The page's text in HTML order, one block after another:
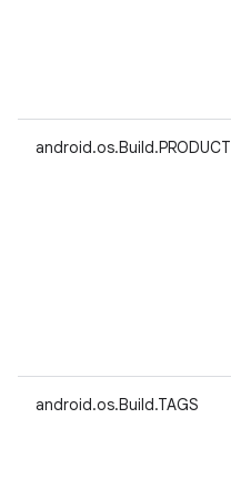
android.os.Build.PRODUCT
android.os.Build.TAGS